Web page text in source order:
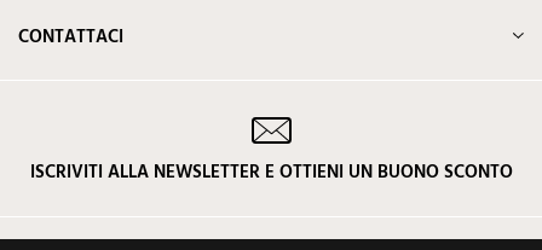
CONTATTACI
ISCRIVITI ALLA NEWSLETTER E OTTIENI UN BUONO SCONTO